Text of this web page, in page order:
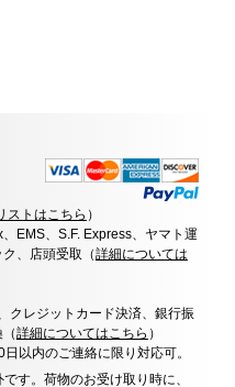
ストはこちら ）
EMS、S.F. Express、ヤマト運
、店頭受取（詳細については
クレジットカード決済、銀行振
詳細についてはこちら ）
以内のご連絡に限り対応可。
す。荷物のお受け取り時に、